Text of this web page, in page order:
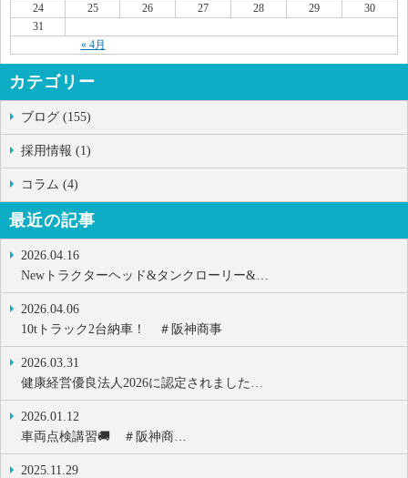
« 4月
24
25 26 27 28 29
30
31
カテゴリー
ブログ (155)
採用情報 (1)
コラム (4)
最近の記事
2026.04.16
Newトラクターヘッド&タンクローリー&…
2026.04.06
10tトラック2台納車！ ＃阪神商事
2026.03.31
健康経営優良法人2026に認定されました…
2026.01.12
車両点検講習🚚 ＃阪神商…
2025.11.29